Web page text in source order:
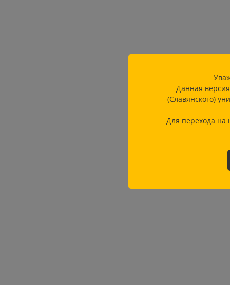
Данная
(Славянского)
Для перехода на